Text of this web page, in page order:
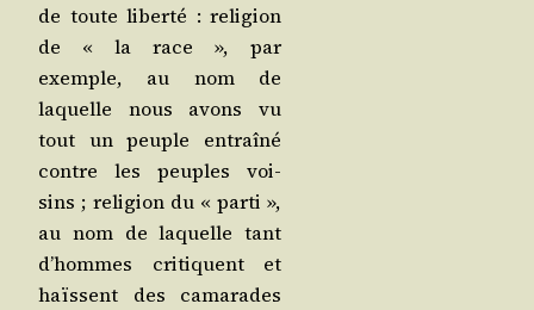
de toute liber­té : reli­gion
de « la race », par
exemple, au nom de
laquelle nous avons vu
tout un peuple entraî­né
contre les peuples voi­
sins ; reli­gion du « par­ti »,
au nom de laquelle tant
d’hommes cri­tiquent et
haïssent des cama­rades